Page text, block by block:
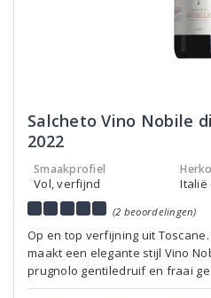
Salcheto Vino Nobile
2022
Smaakprofiel
Vol, verfijnd Italië
(2 beoordelingen)
Op en top verfijning uit
maakt een elegante stijl Vino
prugnolo gentiledruif en fraai